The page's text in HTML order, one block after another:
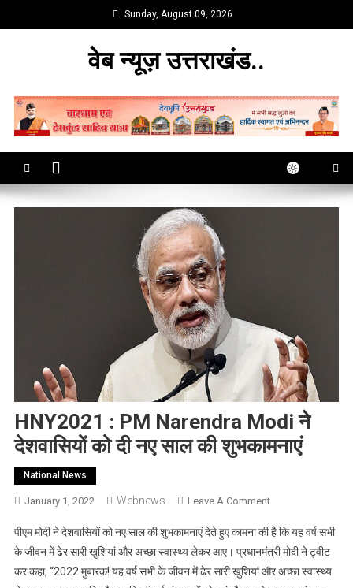
to
Sunday, August 09, 2026
वेब न्यूज़ उत्तराखंड..
HNY2021 : PM Narendra Modi ने
देशवासियों को दी नए साल की शुभकामनाएं
National News
January 1, 2022 Webnews Leave A CommentOn
:
PM
Narendra
पीएम मोदी ने देशवासियों को नए साल की शुभकामनाएं देते हुए कामना की है कि यह वर्ष सभी
के जीवन में ढेर सारी खुशियां और अच्छा स्वास्थ्य लेकर आए। प्रधानमंत्री मोदी ने ट्वीट
कर कहा, “2022 मुबारक! यह वर्ष सभी के जीवन में ढेर सारी खुशियां और अच्छा स्वास्थ्य